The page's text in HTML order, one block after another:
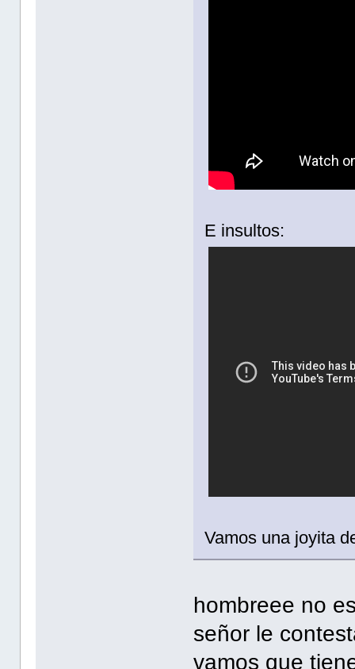
E insultos:
Vamos una joyita
hombreee no
señor le
vamos que